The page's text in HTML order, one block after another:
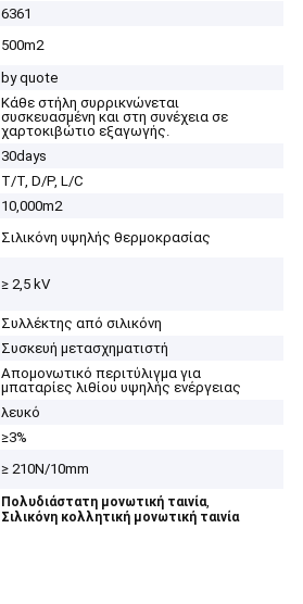
6361
500m2
by quote
Κάθε στήλη συρρικνώνεται
συσκευασμένη και στη συνέχεια σε
χαρτοκιβώτιο εξαγωγής.
30days
T/T, D/P, L/C
10,000m2
Σιλικόνη υψηλής θερμοκρασίας
≥ 2,5 kV
Συλλέκτης από σιλικόνη
Συσκευή μετασχηματιστή
Απομονωτικό περιτύλιγμα για
μπαταρίες λιθίου υψηλής ενέργειας
λευκό
≥3%
≥ 210N/10mm
Πολυδιάστατη μονωτική ταινία,
Σιλικόνη κολλητική μονωτική ταινία